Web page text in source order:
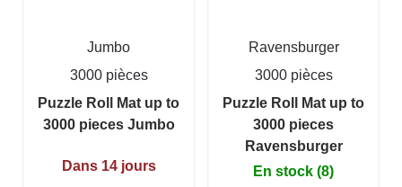
Jumbo
3000 pièces
Puzzle Roll Mat up to
3000 pieces Jumbo
Dans 14 jours
Ravensburger
3000 pièces
Puzzle Roll Mat up to
3000 pieces
Ravensburger
En stock (8)